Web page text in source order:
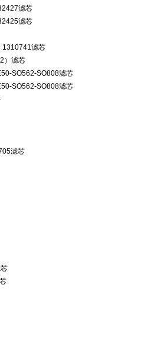
滤芯
滤芯
1310741滤芯
）滤芯
SO562-SO808滤芯
SO562-SO808滤芯
滤芯